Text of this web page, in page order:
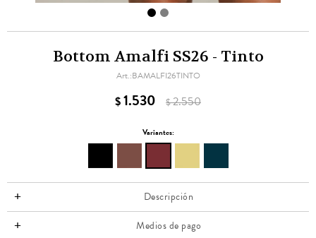
Bottom Amalfi SS26 - Tinto
BAMALFI26TINTO
$1.530 $2.550
Variantes:
Descripción
Medios de pago